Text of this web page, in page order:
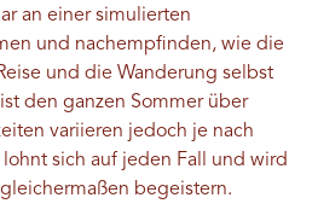
an einer simulierten
und nachempfinden, wie die
und die Wanderung selbst
den ganzen Sommer über
variieren jedoch je nach
sich auf jeden Fall und wird
begeistern.